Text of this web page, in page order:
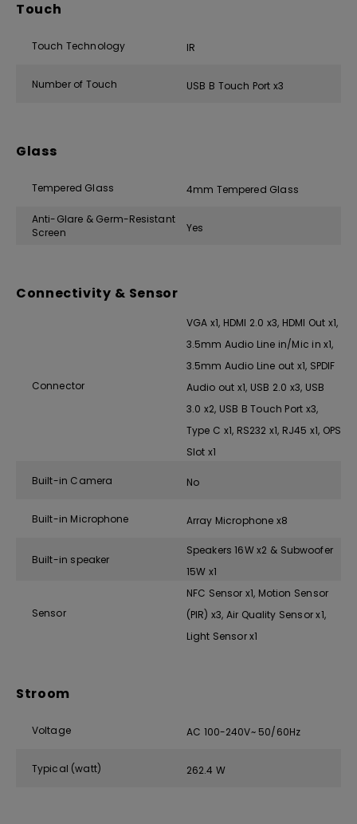
Touch
Touch Technology IR
Number of Touch USB B Touch Port x3
Glass
Tempered Glass 4mm Tempered Glass
Anti-Glare & Germ-Resistant
Screen
Yes
Connectivity & Sensor
Connector
VGA x1, HDMI 2.0 x3, HDMI Out x1,
3.5mm Audio Line in/Mic in x1,
3.5mm Audio Line out x1, SPDIF
Audio out x1, USB 2.0 x3, USB
3.0 x2, USB B Touch Port x3,
Type C x1, RS232 x1, RJ45 x1, OPS
Slot x1
Built-in Camera No
Built-in Microphone Array Microphone x8
Built-in speaker
Speakers 16W x2 & Subwoofer
15W x1
Sensor
NFC Sensor x1, Motion Sensor
(PIR) x3, Air Quality Sensor x1,
Light Sensor x1
Stroom
Voltage AC 100-240V~ 50/60Hz
Typical (watt) 262.4 W